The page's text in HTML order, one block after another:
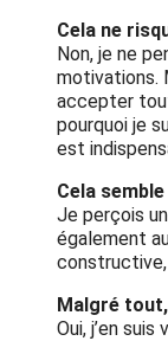
Cela ne
Non, je ne
motivations.
accepter
pourquoi je
est
Cela
Je perçois
également
constructive,
Malgré
Oui, j’en